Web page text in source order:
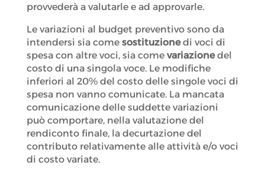
provvederà a valutarle e ad approvarle.
Le variazioni al budget preventivo sono da
intendersi sia come sostituzionedi voci di
spesa con altre voci, sia come variazionedel
costo di una singola voce. Le modifiche
inferiori al 20% del costo delle singole voci di
spesa non vanno comunicate. La mancata
comunicazione delle suddette variazioni
può comportare, nella valutazione del
rendiconto finale, la decurtazione del
contributo relativamente alle attività e/o voci
di costo variate.